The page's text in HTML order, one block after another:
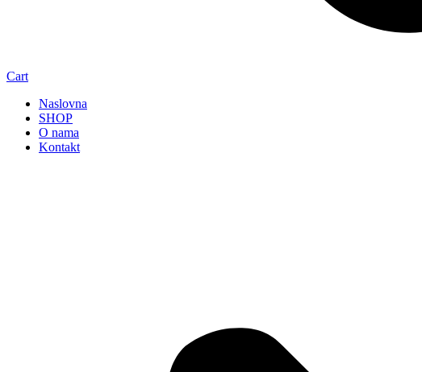
Cart
Naslovna
SHOP
O nama
Kontakt